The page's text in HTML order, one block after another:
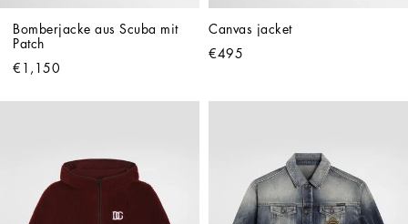
Bomberjacke aus Scuba mit
Patch
€1,150
Canvas jacket
€495